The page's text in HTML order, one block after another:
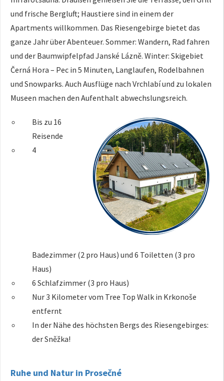
und frische Bergluft; Haustiere sind in einem der
Apartments willkommen. Das Riesengebirge bietet das
ganze Jahr über Abenteuer. Sommer: Wandern, Rad fahren
und der Baumwipfelpfad Janské Lázně. Winter: Skigebiet
Černá Hora – Pec in 5 Minuten, Langlaufen, Rodelbahnen
und Snowparks. Auch Ausflüge nach Vrchlabí und zu lokalen
Museen machen den Aufenthalt abwechslungsreich.
Bis zu 16
Reisende
4
Badezimmer (2 pro Haus) und 6 Toiletten (3 pro
Haus)
6 Schlafzimmer (3 pro Haus)
Nur 3 Kilometer vom Tree Top Walk in Krkonoše
entfernt
In der Nähe des höchsten Bergs des Riesengebirges:
der Sněžka!
Ruhe und Natur in Prosečné